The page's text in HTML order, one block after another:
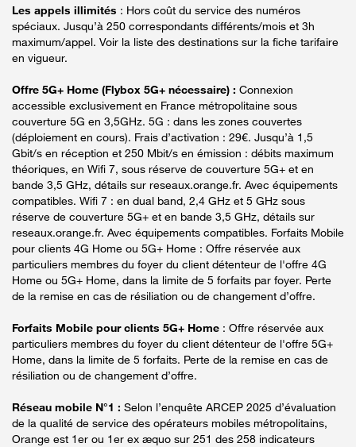
Les appels illimités : Hors coût du service des numéros
spéciaux. Jusqu’à 250 correspondants différents/mois et 3h
maximum/appel. Voir la liste des destinations sur la fiche tarifaire
en vigueur.
Offre 5G+ Home (Flybox 5G+ nécessaire) : Connexion
accessible exclusivement en France métropolitaine sous
couverture 5G en 3,5GHz. 5G : dans les zones couvertes
(déploiement en cours). Frais d’activation : 29€. Jusqu’à 1,5
Gbit/s en réception et 250 Mbit/s en émission : débits maximum
théoriques, en Wifi 7, sous réserve de couverture 5G+ et en
bande 3,5 GHz, détails sur reseaux.orange.fr. Avec équipements
compatibles. Wifi 7 : en dual band, 2,4 GHz et 5 GHz sous
réserve de couverture 5G+ et en bande 3,5 GHz, détails sur
reseaux.orange.fr. Avec équipements compatibles. Forfaits Mobile
pour clients 4G Home ou 5G+ Home : Offre réservée aux
particuliers membres du foyer du client détenteur de l'offre 4G
Home ou 5G+ Home, dans la limite de 5 forfaits par foyer. Perte
de la remise en cas de résiliation ou de changement d’offre.
Forfaits Mobile pour clients 5G+ Home : Offre réservée aux
particuliers membres du foyer du client détenteur de l'offre 5G+
Home, dans la limite de 5 forfaits. Perte de la remise en cas de
résiliation ou de changement d’offre.
Réseau mobile N°1 : Selon l’enquête ARCEP 2025 d’évaluation
de la qualité de service des opérateurs mobiles métropolitains,
Orange est 1er ou 1er ex æquo sur 251 des 258 indicateurs